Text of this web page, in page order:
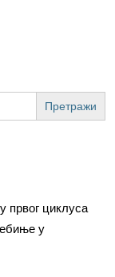
првог циклуса
у